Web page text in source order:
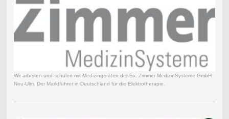
Wir arbeiten und schulen mit Medizingeräten der Fa. Zimmer MedizinSysteme GmbH
Neu-Ulm. Der Marktführer in Deutschland für die Elektrotherapie.